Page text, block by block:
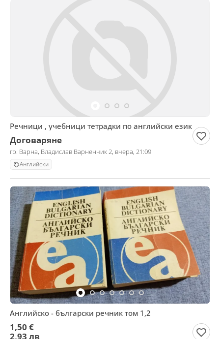
Речници , учебници тетрадки по английски език
Договаряне
гр. Варна, Владислав Варненчик 2, вчера, 21:09
Английски
Английско - български речник том 1,2
1,50 €
2,93 лв